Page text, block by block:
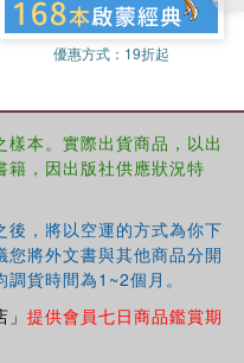
優惠方式： 19折起
本。實際出貨商品，以出
籍，因出版社供應狀況特
，將以空運的方式為你下
將外文書與其他商品分開
貨時間為1~2個月。
提供會員七日商品鑑賞期